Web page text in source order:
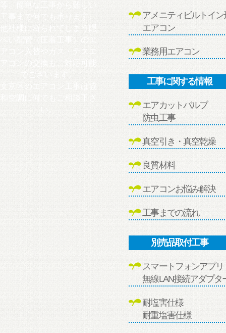
アメニティビルトイン
エアコン
業務用エアコン
工事に関する情報
エアカットバルブ
防虫工事
真空引き・真空乾燥
良質材料
エアコンお悩み解決
工事までの流れ
別売品取付工事
スマートフォンアプリ
無線LAN接続アダプタ
耐塩害仕様
耐重塩害仕様
等、簡単な工事から難しい
工事まで何でも承ります。
他社様に断られてしまう隠
ぺい配管（圧着工事）のエ
アコン入替やガス・テスエ
アコンの交換もご対応可能
でございます。
文京区のエアコン工事は協
和空調に何でもご相談下さ